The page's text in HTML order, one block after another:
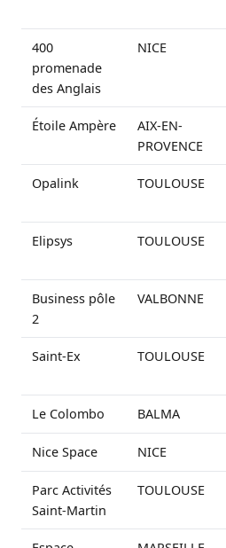
400
promenade
des Anglais
NICE
Étoile Ampère
AIX-EN-
PROVENCE
Opalink TOULOUSE
Elipsys TOULOUSE
Business pôle
2
VALBONNE
Saint-Ex TOULOUSE
Le Colombo BALMA
Nice Space NICE
Parc Activités
Saint-Martin
TOULOUSE